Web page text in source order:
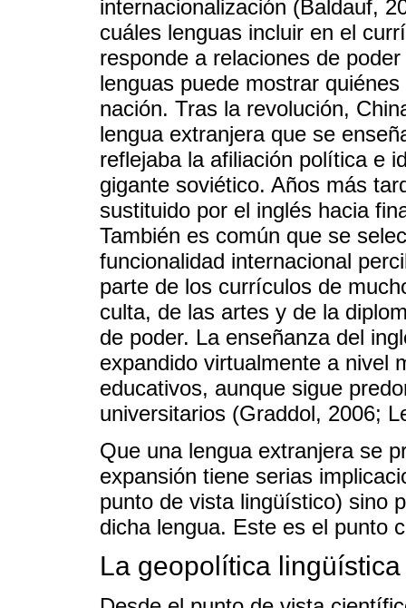
internacionalización (Baldauf,
cuáles lenguas incluir en el
responde a relaciones de
lenguas puede mostrar
nación. Tras la revolución,
lengua extranjera que se
reflejaba la afiliación política e
gigante soviético. Años más
sustituido por el inglés hacia
También es común que se
funcionalidad internacional
parte de los currículos de
culta, de las artes y de la
de poder. La enseñanza del
expandido virtualmente a nivel
educativos, aunque sigue
universitarios (Graddol, 2006;
Que una lengua extranjera se
expansión tiene serias
punto de vista lingüístico) sino
dicha lengua. Este es el punto
La geopolítica lingüística